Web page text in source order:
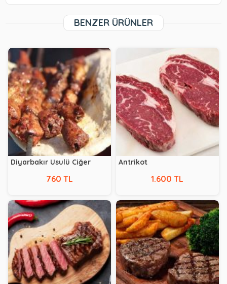
BENZER ÜRÜNLER
Diyarbakır Usulü Ciğer
760 TL
Antrikot
1.600 TL